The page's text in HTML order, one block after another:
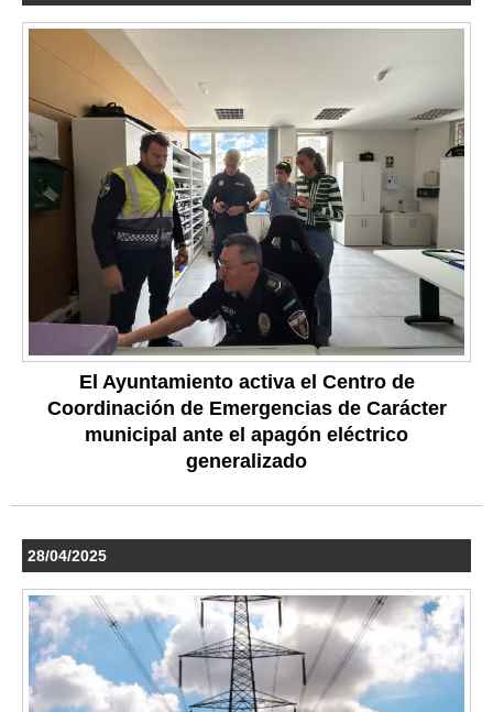
El Ayuntamiento activa el Centro de
Coordinación de Emergencias de Carácter
municipal ante el apagón eléctrico
generalizado
28/04/2025